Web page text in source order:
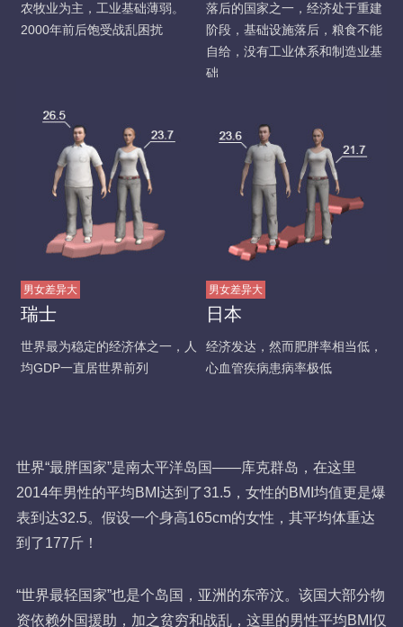
农牧业为主，工业基础薄弱。
2000年前后饱受战乱困扰
落后的国家之一，经济处于重建
阶段，基础设施落后，粮食不能
自给，没有工业体系和制造业基
础
男女差异大
瑞士
世界最为稳定的经济体之一，人
均GDP一直居世界前列
男女差异大
日本
经济发达，然而肥胖率相当低，
心血管疾病患病率极低
世界“最胖国家”是南太平洋岛国——库克群岛，在这里
2014年男性的平均BMI达到了31.5，女性的BMI均值更是爆
表到达32.5。假设一个身高165cm的女性，其平均体重达
到了177斤！
“世界最轻国家”也是个岛国，亚洲的东帝汶。该国大部分物
资依赖外国援助，加之贫穷和战乱，这里的男性平均BMI仅